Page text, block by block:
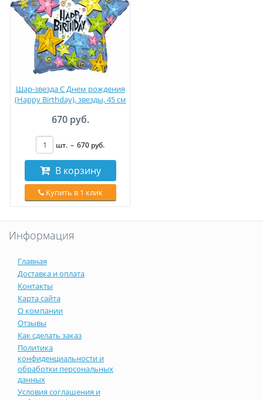
Шар-звезда C Днем рождения
(Happy Birthday), звезды, 45 см
670 руб.
шт. – 670 руб.
В корзину
Купить в 1 клик
Информация
Главная
Доставка и оплата
Контакты
Карта сайта
О компании
Отзывы
Как сделать заказ
Политика
конфиденциальности и
обработки персональных
данных
Условия соглашения и